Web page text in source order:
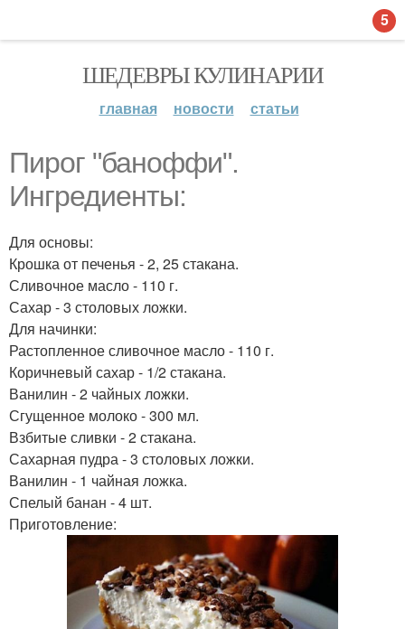
ШЕДЕВРЫ КУЛИНАРИИ
главная новости статьи
Пирог "баноффи".
Ингредиенты:
Для основы:
Крошка от печенья - 2, 25 стакана.
Сливочное масло - 110 г.
Сахар - 3 столовых ложки.
Для начинки:
Растопленное сливочное масло - 110 г.
Коричневый сахар - 1/2 стакана.
Ванилин - 2 чайных ложки.
Сгущенное молоко - 300 мл.
Взбитые сливки - 2 стакана.
Сахарная пудра - 3 столовых ложки.
Ванилин - 1 чайная ложка.
Спелый банан - 4 шт.
Приготовление:
5